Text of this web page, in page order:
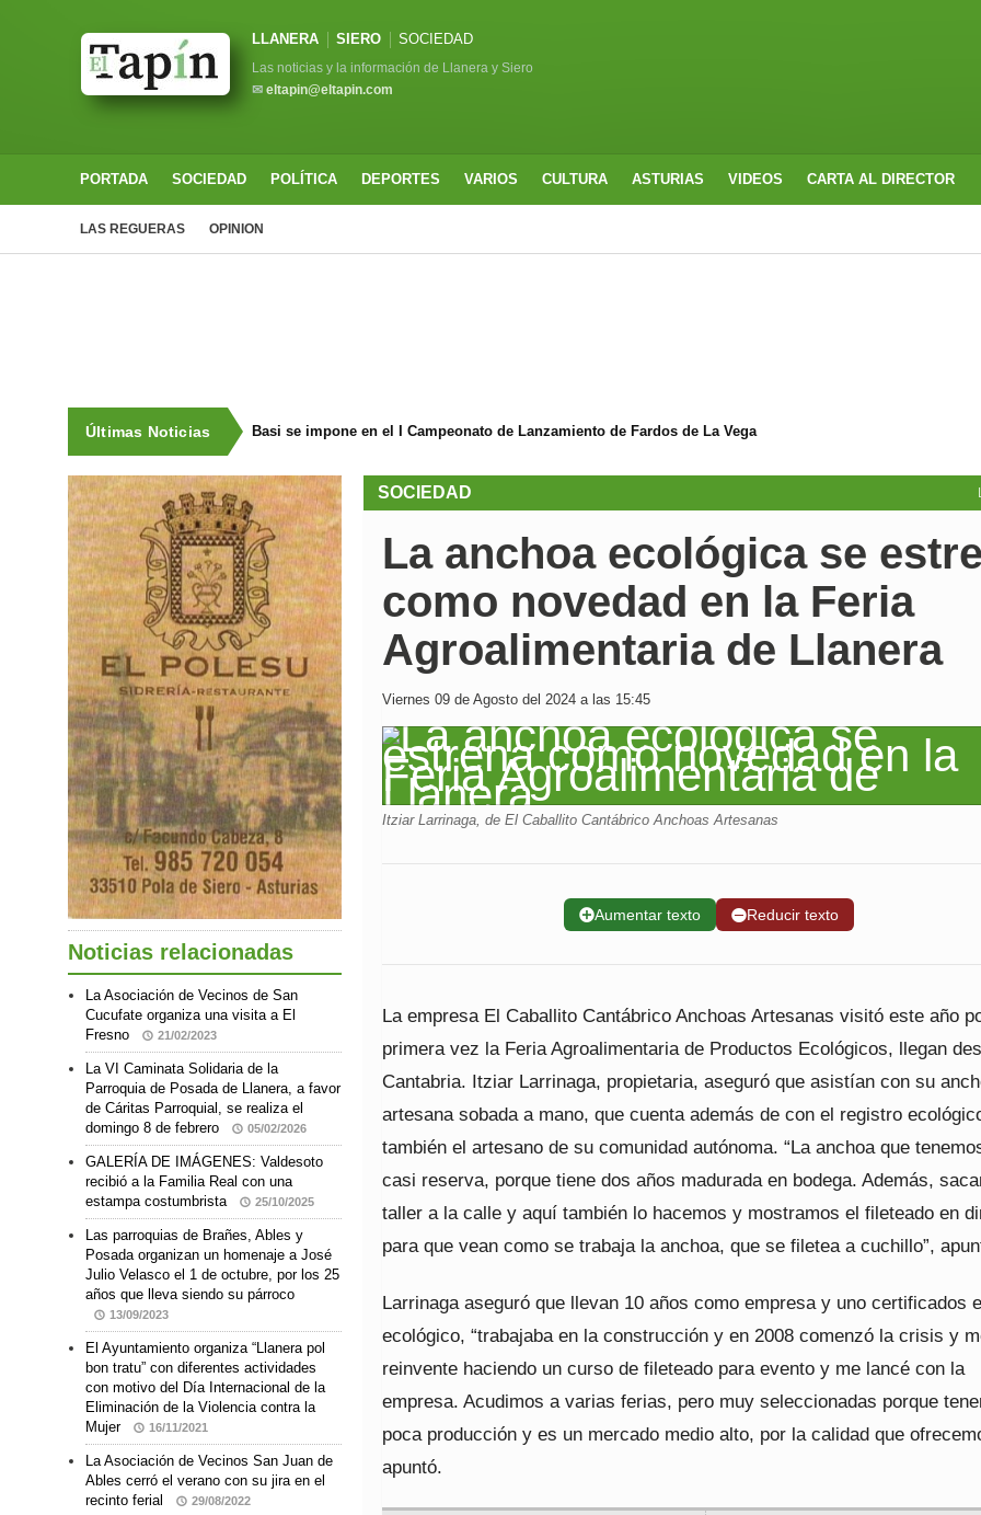
LLANERA SIERO SOCIEDAD
Las noticias y la información de Llanera y Siero
✉ eltapin@eltapin.com
PORTADA SOCIEDAD POLÍTICA DEPORTES VARIOS CULTURA ASTURIAS VIDEOS CARTA AL DIRECTOR
LAS REGUERAS OPINION
Últimas Noticias Basi se impone en el I Campeonato de Lanzamiento de Fardos de La Vega
SOCIEDAD
La anchoa ecológica se
como novedad en la Feria
Agroalimentaria de Llanera
Viernes 09 de Agosto del 2024 a las 15:45
Itziar Larrinaga, de El Caballito Cantábrico Anchoas Artesanas
➕Aumentar texto ➖Reducir texto
La empresa El Caballito Cantábrico Anchoas Artesanas visitó este año
primera vez la Feria Agroalimentaria de Productos Ecológicos, llegan
Cantabria. Itziar Larrinaga, propietaria, aseguró que asistían con su
artesana sobada a mano, que cuenta además de con el registro
también el artesano de su comunidad autónoma. “La anchoa que
casi reserva, porque tiene dos años madurada en bodega. Además,
taller a la calle y aquí también lo hacemos y mostramos el fileteado en
para que vean como se trabaja la anchoa, que se filetea a cuchillo”,
Larrinaga aseguró que llevan 10 años como empresa y uno certificados
ecológico, “trabajaba en la construcción y en 2008 comenzó la crisis y
reinvente haciendo un curso de fileteado para evento y me lancé con la
empresa. Acudimos a varias ferias, pero muy seleccionadas porque
poca producción y es un mercado medio alto, por la calidad que
apuntó.
Noticias relacionadas
La Asociación de Vecinos de San
Cucufate organiza una visita a El
Fresno
21/02/2023
La VI Caminata Solidaria de la
Parroquia de Posada de Llanera, a favor
de Cáritas Parroquial, se realiza el
domingo 8 de febrero
05/02/2026
GALERÍA DE IMÁGENES: Valdesoto
recibió a la Familia Real con una
estampa costumbrista
25/10/2025
Las parroquias de Brañes, Ables y
Posada organizan un homenaje a José
Julio Velasco el 1 de octubre, por los 25
años que lleva siendo su párroco
13/09/2023
El Ayuntamiento organiza “Llanera pol
bon tratu” con diferentes actividades
con motivo del Día Internacional de la
Eliminación de la Violencia contra la
Mujer
16/11/2021
La Asociación de Vecinos San Juan de
Ables cerró el verano con su jira en el
recinto ferial
29/08/2022